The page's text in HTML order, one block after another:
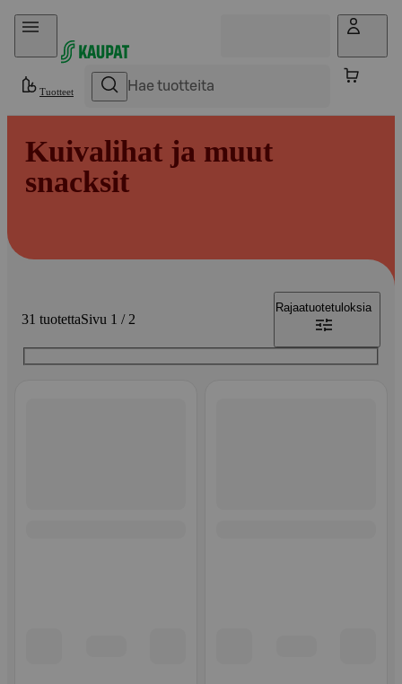
Hyppää sisältöön
Tuotteet
Kuivalihat ja muut
snacksit
31 tuotettaSivu 1 / 2
Rajaatuotetuloksia